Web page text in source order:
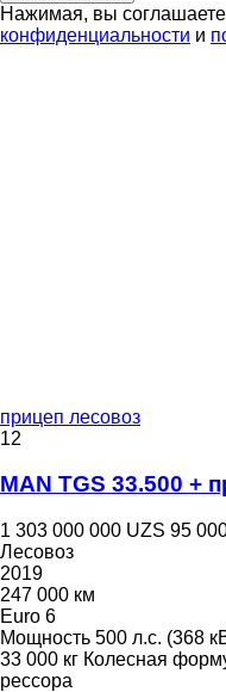
Нажимая, вы
конфиденциальности и
прицеп лесовоз
12
MAN TGS 33.500 +
1 303 000 000 UZS 95
Лесовоз
2019
247 000 км
Euro 6
Мощность 500 л.с. (368
33 000 кг Колесная
рессора